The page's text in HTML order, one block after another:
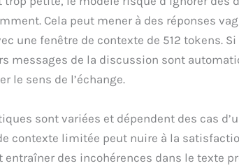
Cela peut mener à des réponses
une fenêtre de contexte de 512 tokens.
messages de la discussion sont
le sens de l’échange.
sont variées et dépendent des cas
contexte limitée peut nuire à la
des incohérences dans le texte